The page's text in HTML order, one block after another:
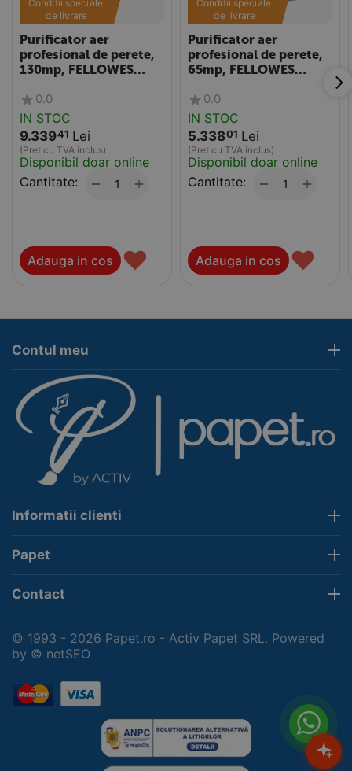
Conditii speciale
de livrare
Purificator aer
profesional de perete,
130mp, FELLOWES
PureView
0.0
IN STOC
9.33941 Lei
(Pret cu TVA inclus)
Disponibil doar online
Cantitate:
+
−
Adauga in cos ♥
Conditii speciale
de livrare
Purificator aer
profesional de perete,
65mp, FELLOWES
0.0
IN STOC
5.33801 Lei
(Pret cu TVA inclus)
Disponibil doar online
Cantitate:
+
−
Adauga in cos ♥
Contul meu
Informatii clienti
Papet
Contact
© 1993 - 2026 Papet.ro - Activ Papet SRL. Powered
by © netSEO